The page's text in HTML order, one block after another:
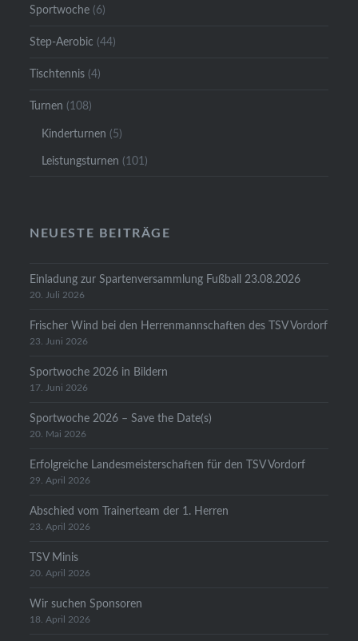
Sportwoche (6)
Step-Aerobic (44)
Tischtennis (4)
Turnen (108)
Kinderturnen (5)
Leistungsturnen (101)
NEUESTE BEITRÄGE
Einladung zur Spartenversammlung Fußball 23.08.2026
20. Juli 2026
Frischer Wind bei den Herrenmannschaften des TSV Vordorf
23. Juni 2026
Sportwoche 2026 in Bildern
17. Juni 2026
Sportwoche 2026 – Save the Date(s)
20. Mai 2026
Erfolgreiche Landesmeisterschaften für den TSV Vordorf
29. April 2026
Abschied vom Trainerteam der 1. Herren
23. April 2026
TSV Minis
20. April 2026
Wir suchen Sponsoren
18. April 2026